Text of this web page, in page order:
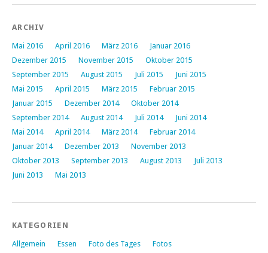
ARCHIV
Mai 2016 April 2016 März 2016
Januar 2016
Dezember 2015
November 2015
Oktober 2015
September 2015
August 2015 Juli 2015
Juni 2015
Mai 2015
April 2015 März 2015
Februar 2015
Januar 2015
Dezember 2014
Oktober 2014
September 2014
August 2014 Juli 2014
Juni 2014
Mai 2014
April 2014 März 2014
Februar 2014
Januar 2014
Dezember 2013
November 2013
Oktober 2013
September 2013 August 2013
Juli 2013
Juni 2013
Mai 2013
KATEGORIEN
Allgemein Essen Foto des Tages
Fotos